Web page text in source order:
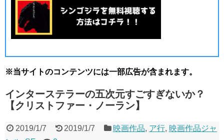
※当サイトのコンテンツには一部広告が含まれます。
インターステラーの五次元すごすぎないか？
【クリストファー・ノーラン】
2019/1/7 2019/1/7 映画作品, ア行, 映画作品ジャ